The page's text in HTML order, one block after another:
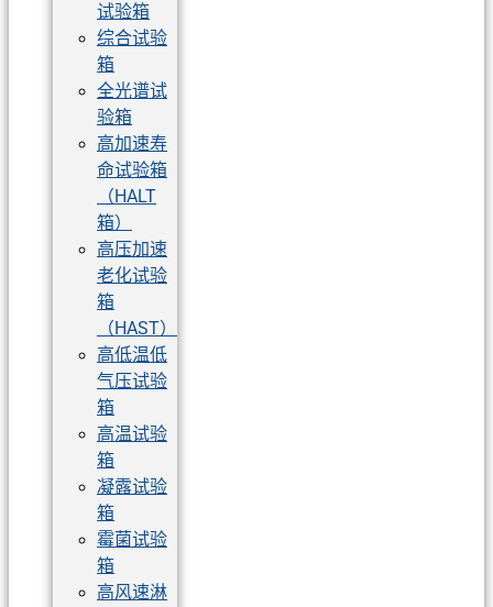
试验箱
综合试验
箱
全光谱试
验箱
高加速寿
命试验箱
（HALT
箱）
高压加速
老化试验
箱
（HAST）
高低温低
气压试验
箱
高温试验
箱
凝露试验
箱
霉菌试验
箱
高风速淋